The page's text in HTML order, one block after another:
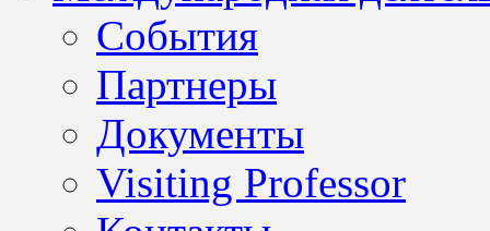
События
Партнеры
Документы
Visiting Professor